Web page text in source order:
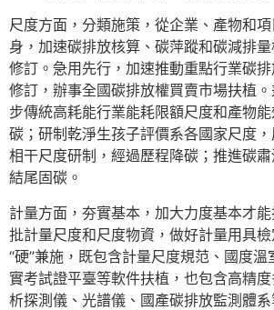
尺度方面，分類施策，從企業、產物和
身，加速碳排放核算、碳萍蹤和碳減排
修訂。急用先行，加速推動重點行業碳
修訂，辦事全國碳排放權買賣市場扶植
步傳統高耗能行業能耗限額尺度和產物
碳；研制乾淨生孩子評價系各國家尺度
相干尺度研制，經過歷程降碳；推進碳肅
結尾固碳。
計量方面，夯實基本，加大力度基本才
批計量尺度和尺度物資，做好計量用具檢
“硬”兼施，既包含計量尺度規范、國度
實考試證平臺等軟件扶植，也包含高精
析探測儀、光譜儀、國產碳排放監測體